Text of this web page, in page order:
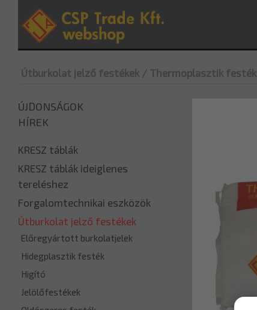
Útburkolat jelző festékek / Thermoplasztik festék
ÚJDONSÁGOK
HÍREK
KRESZ táblák
KRESZ táblák ideiglenes
tereléshez
Forgalomtechnikai eszközök
Útburkolat jelző festékek
Előregyártott burkolatjelek
Hidegplasztik festék
Higító
Jelölőfestékek